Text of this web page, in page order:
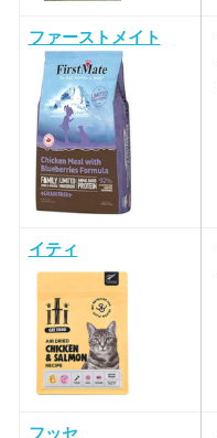
ファーストメイト
イティ
フッセ